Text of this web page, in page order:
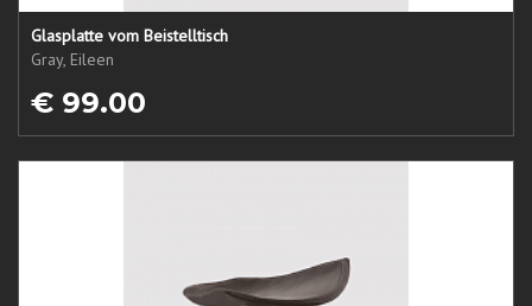
Glasplatte vom Beistelltisch
Gray, Eileen
€ 99.00